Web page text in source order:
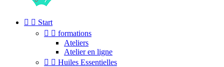
  Start
  formations
Ateliers
Atelier en ligne
  Huiles Essentielles